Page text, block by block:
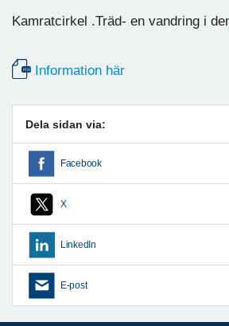
Kamratcirkel .Träd- en vandring i
Information här
Dela sidan via:
Facebook
X
LinkedIn
E-post